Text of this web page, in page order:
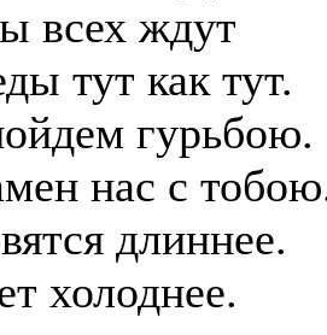
всех ждут
тут как тут.
гурьбою.
нас с
длиннее.
холоднее.